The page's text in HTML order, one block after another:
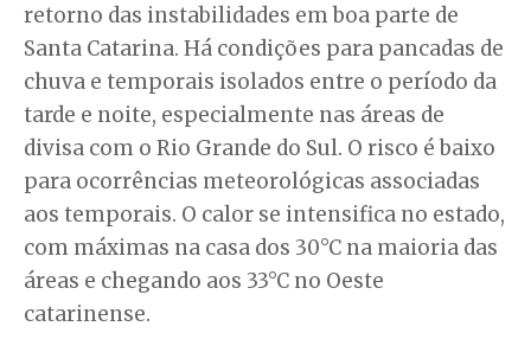
retorno das instabilidades em boa parte de
Santa Catarina. Há condições para pancadas de
chuva e temporais isolados entre o período da
tarde e noite, especialmente nas áreas de
divisa com o Rio Grande do Sul. O risco é baixo
para ocorrências meteorológicas associadas
aos temporais. O calor se intensifica no estado,
com máximas na casa dos 30°C na maioria das
áreas e chegando aos 33°C no Oeste
catarinense.